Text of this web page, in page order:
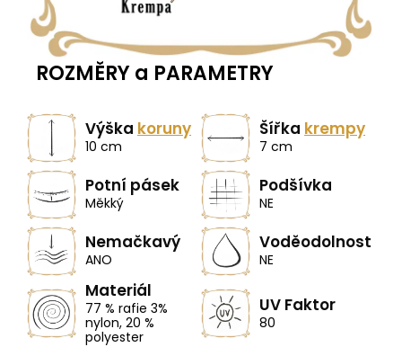
ROZMĚRY a PARAMETRY
Výška koruny
10 cm
Šířka krempy
7 cm
Potní pásek
Měkký
Podšívka
NE
Nemačkavý
ANO
Voděodolnost
NE
Materiál
77 % rafie 3%
nylon, 20 %
polyester
UV Faktor
80